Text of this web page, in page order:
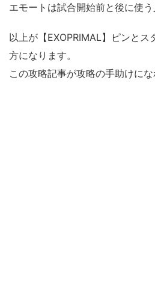
エモートは試合開始前と後に使う
以上が【EXOPRIMAL】ピンとス
方になります。
この攻略記事が攻略の手助けにな